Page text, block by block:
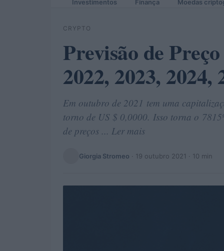
Investimentos Finança Moedas
CRYPTO
Previsão de
2022, 2023, 2024,
Em outubro de 2021 tem uma
torno de US $ 0,0000. Isso torna o
de preços ... Ler mais
Giorgia Stromeo · 19 outubro 2021 · 10 min